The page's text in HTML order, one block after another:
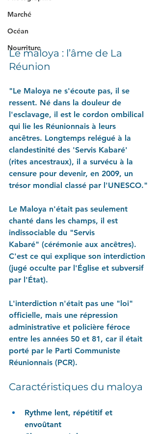
Marché
Océan
Nourriture
Le maloya : l’âme de La
Réunion
"Le Maloya ne s'écoute pas, il se
ressent. Né dans la douleur de
l'esclavage, il est le cordon ombilical
qui lie les Réunionnais à leurs
ancêtres. Longtemps relégué à la
clandestinité des 'Servis Kabaré'
(rites ancestraux), il a survécu à la
censure pour devenir, en 2009, un
trésor mondial classé par l'UNESCO."
Le Maloya n'était pas seulement
chanté dans les champs, il est
indissociable du "Servis
Kabaré" (cérémonie aux ancêtres).
C'est ce qui explique son interdiction
(jugé occulte par l'Église et subversif
par l'État).
L'interdiction n'était pas une "loi"
officielle, mais une répression
administrative et policière féroce
entre les années 50 et 81, car il était
porté par le Parti Communiste
Réunionnais (PCR).
Caractéristiques du maloya
Rythme lent, répétitif et
envoûtant